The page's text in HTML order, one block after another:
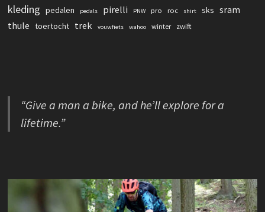
kleding pedalen pedals pirelli PNW pro roc shirt sks sram
thule toertocht trek vouwfiets wahoo winter zwift
“Give a man a bike, and he’ll explore for a
lifetime.”